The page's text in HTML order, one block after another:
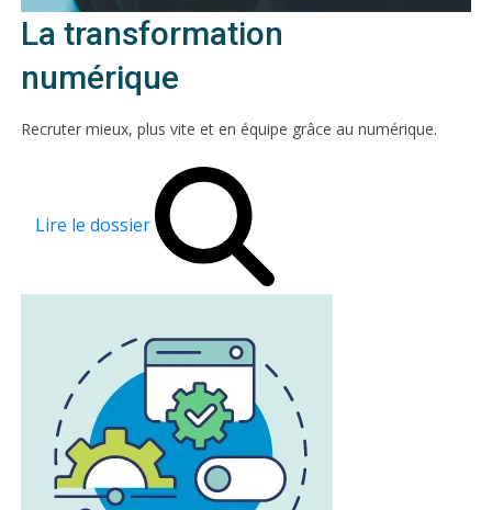
La transformation
numérique
Recruter mieux, plus vite et en équipe grâce au numérique.
Lire le dossier